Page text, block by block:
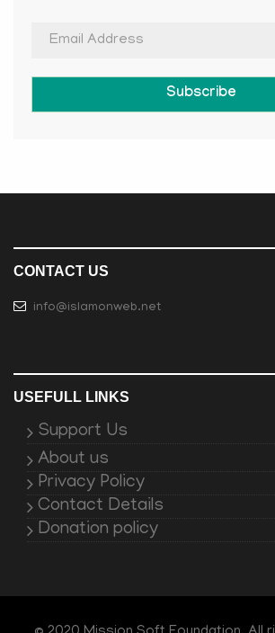
Subscribe
CONTACT US
info@islamonweb.net
USEFULL LINKS
Support Us
About us
Privacy Policy
Contact Details
Donation policy